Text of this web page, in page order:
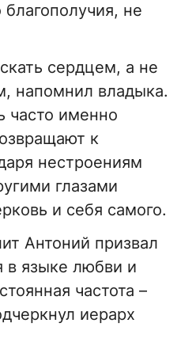
не
сердцем, а не
напомнил владыка.
часто именно
к
нестроениям
глазами
и себя самого.
Антоний призвал
в языке любви и
частота –
иерарх